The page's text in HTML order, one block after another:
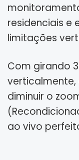
residenciais e
limitações
Com girando
verticalmente,
diminuir o
ao vivo